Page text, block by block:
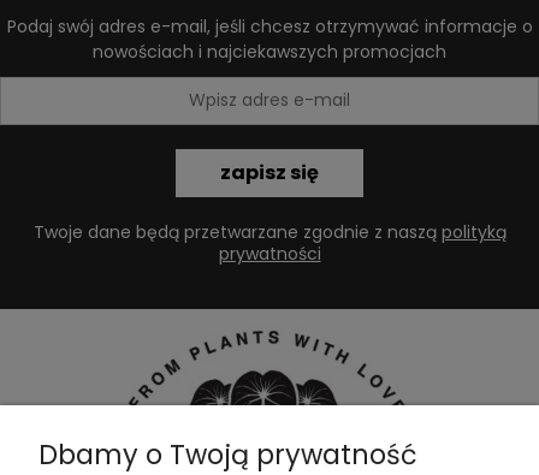
Podaj swój adres e-mail, jeśli chcesz otrzymywać informacje o
nowościach i najciekawszych promocjach
zapisz się
Twoje dane będą przetwarzane zgodnie z naszą polityką
prywatności
Dbamy o Twoją prywatność